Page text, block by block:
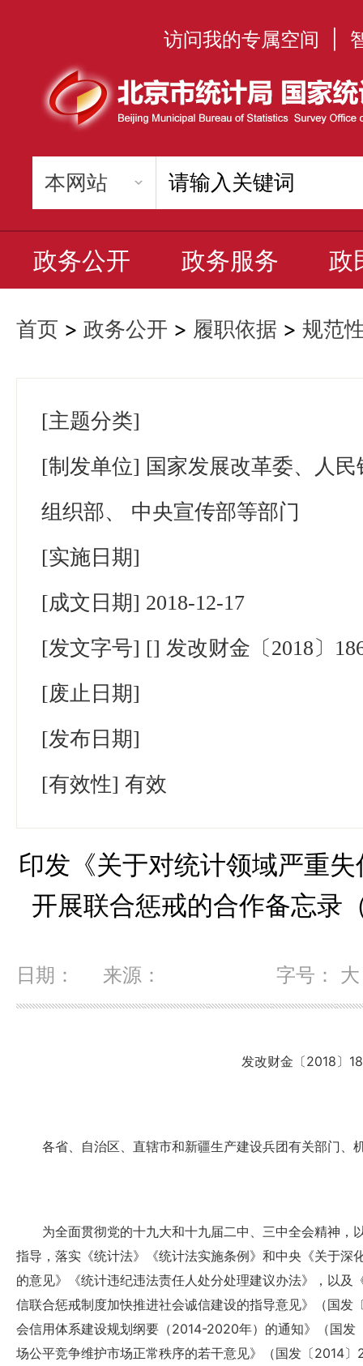
访问我的专属空间
政务公开 政务服务 政
首页 > 政务公开 > 履职依据 > 规范
[主题分类]
[制发单位] 国家发展改革委、人
组织部、 中央宣传部等部门
[实施日期]
[成文日期] 2018-12-17
[发文字号] [] 发改财金〔2018〕
[废止日期]
[发布日期]
[有效性] 有效
印发《关于对统计领域严重
开展联合惩戒的合作备忘录
字号： 大
日期： 来源：
发改财金〔2018〕
各省、自治区、直辖市和新疆生产建设兵团有关部门、
为全面贯彻党的十九大和十九届二中、三中全会精神，
指导，落实《统计法》《统计法实施条例》和中央《关于深
的意见》《统计违纪违法责任人处分处理建议办法》，以及
信联合惩戒制度加快推进社会诚信建设的指导意见》（国
会信用体系建设规划纲要（2014-2020年）的通知》（国发
场公平竞争维护市场正常秩序的若干意见》（国发〔2014